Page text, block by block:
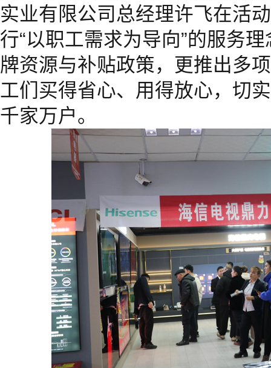
实业有限公司总经理许飞在活
行“以职工需求为导向”的服务
牌资源与补贴政策，更推出多
工们买得省心、用得放心，切
千家万户。